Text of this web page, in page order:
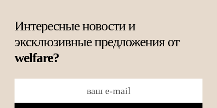
Интересные новости и
эксклюзивные предложения от
welfare?